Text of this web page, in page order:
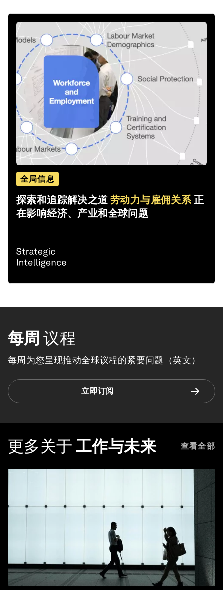
全局信息
探索和追踪解决之道劳动力与雇佣关系正
在影响经济、产业和全球问题
每周 议程
每周为您呈现推动全球议程的紧要问题（英文）
立即订阅
更多关于 工作与未来 查看全部